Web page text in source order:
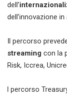
dell’
dell’innovazione
Il percorso
streaming con la
Risk, Iccrea,
l percorso